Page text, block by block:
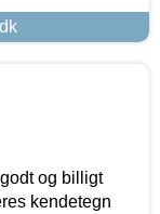
og billigt
kendetegn